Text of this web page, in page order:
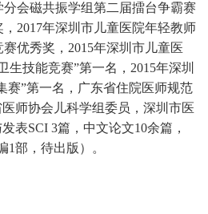
分会磁共振学组第二届擂台争霸赛
，2017年深圳市儿童医院年轻教师
赛优秀奖，2015年深圳市儿童医
生技能竞赛”第一名，2015年深圳
赛”第一名，广东省住院医师规范
师协会儿科学组委员，深圳市医
表SCI 3篇，中文论文10余篇，
1部，待出版）。